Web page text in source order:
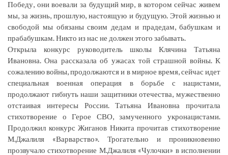
Победу, они воевали за будущий мир, в котором сейчас живем
мы, за жизнь, прошлую, настоящую и будущую. Этой жизнью и
свободой мы обязаны своим дедам и прадедам, бабушкам и
прабабушкам. Никто из нас не должен этого забывать.
Открыла конкурс руководитель школы Клячина Татьяна
Ивановна. Она рассказала об ужасах той страшной войны. К
сожалению войны, продолжаются и в мирное время, сейчас идет
специальная военная операция в борьбе с нацистами,
продолжают гибнуть наши защитники отечества, мужественно
отстаивая интересы России. Татьяна Ивановна прочитала
стихотворение о Герое СВО, замученного укронацистами.
Продолжил конкурс Жиганов Никита прочитав стихотворение
М.Джалиля «Варварство». Трогательно и проникновенно
прозвучало стихотворение М.Джалиля «Чулочки» в исполнении